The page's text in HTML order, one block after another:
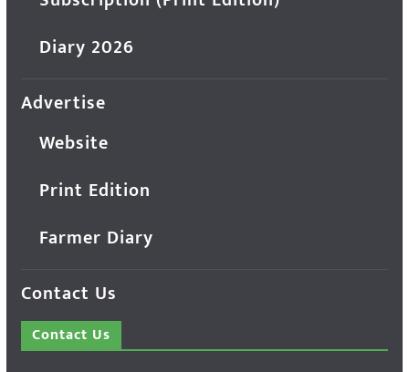
Diary 2026
Advertise
Website
Print Edition
Farmer Diary
Contact Us
Contact Us